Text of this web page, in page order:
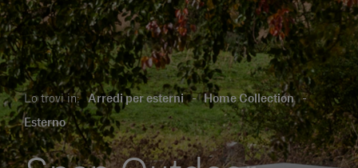
Ambienti
Shop the Look
Storie di Design
Chi siamo
Vieni a trovarci
Lo trovi in: Arredi per esterni - Home Collection -
Esterno